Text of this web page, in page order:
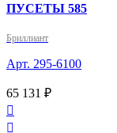
ПУСЕТЫ 585
Бриллиант
Арт. 295-6100
65 131 ₽

